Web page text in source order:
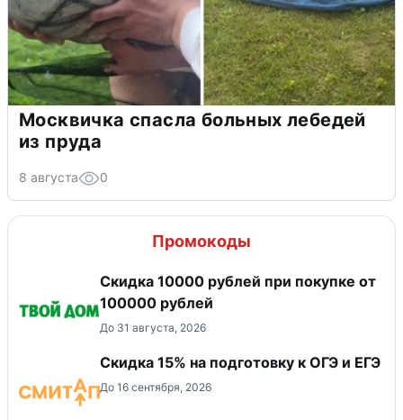
Москвичка спасла больных лебедей
из пруда
8 августа 0
Промокоды
Скидка 10000 рублей при покупке от
100000 рублей
До 31 августа, 2026
Скидка 15% на подготовку к ОГЭ и ЕГЭ
До 16 сентября, 2026